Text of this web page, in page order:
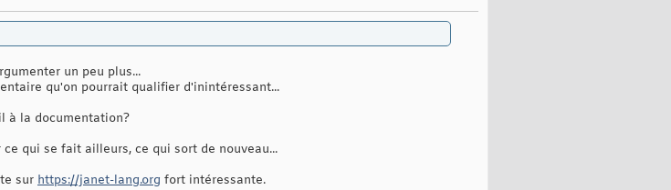
un peu plus...
qu'on pourrait qualifier d'inintéressant...
à la documentation?
qui se fait ailleurs, ce qui sort de nouveau...
sur https://janet-lang.org fort intéressante.